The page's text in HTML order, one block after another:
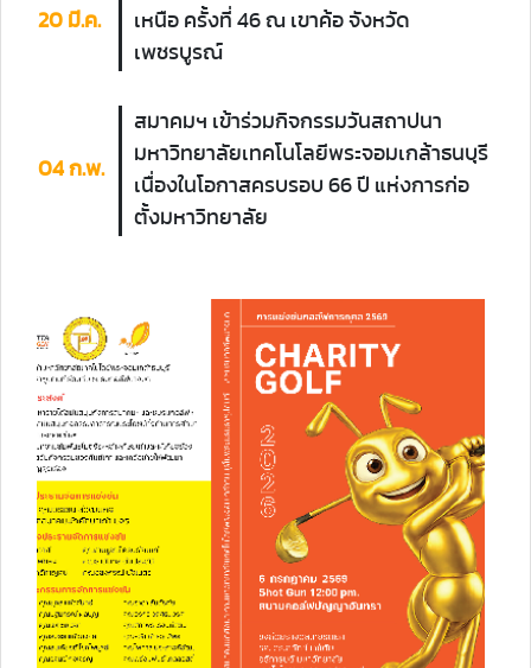
20 มี.ค.
เหนือ ครั้งที่ 46 ณ เขาค้อ จังหวัด
เพชรบูรณ์
04 ก.พ.
สมาคมฯ เข้าร่วมกิจกรรมวันสถาปนา
มหาวิทยาลัยเทคโนโลยีพระจอมเกล้าธนบุรี
เนื่องในโอกาสครบรอบ 66 ปี แห่งการก่อ
ตั้งมหาวิทยาลัย